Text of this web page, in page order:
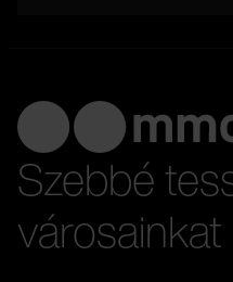
Szebbé
városainkat